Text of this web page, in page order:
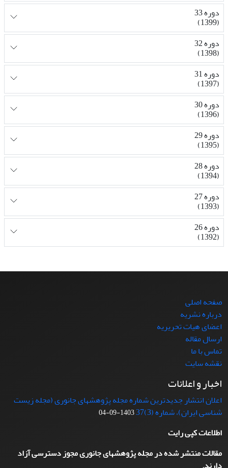
دوره 33
(1399)
دوره 32
(1398)
دوره 31
(1397)
دوره 30
(1396)
دوره 29
(1395)
دوره 28
(1394)
دوره 27
(1393)
دوره 26
(1392)
صفحه اصلی
درباره نشریه
اعضای هیات تحریریه
ارسال مقاله
تماس با ما
نقشه سایت
اخبار و اعلانات
اعلان انتشار جدیدترین شماره مجله پژوهشهای جانوری (مجله زیست
شناسی ایران)، شماره (3)37
1403-09-04
اطلاعات کپی رایت
مقالات منتشر شده در مجله پژوهشهای جانوری مجوز دسترسی آزاد